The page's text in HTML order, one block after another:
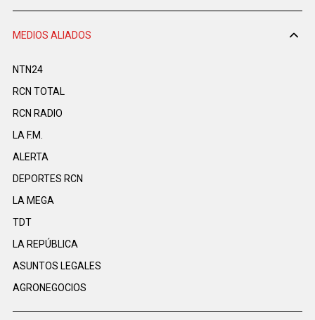
MEDIOS ALIADOS
NTN24
RCN TOTAL
RCN RADIO
LA F.M.
ALERTA
DEPORTES RCN
LA MEGA
TDT
LA REPÚBLICA
ASUNTOS LEGALES
AGRONEGOCIOS